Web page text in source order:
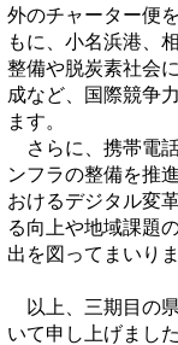
外のチャーター便
もに、小名浜港、
整備や脱炭素社会
成など、国際競争
ます。
さらに、携帯電
ンフラの整備を推
おけるデジタル変
る向上や地域課題
出を図ってまいりま
以上、三期目の
いて申し上げまし